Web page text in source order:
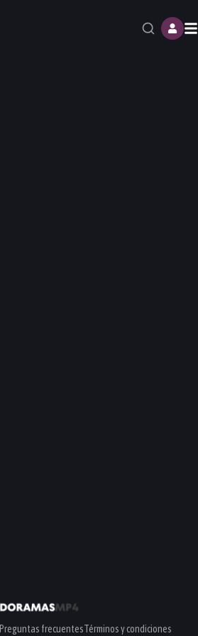
Preguntas frecuentesTérminos y condiciones